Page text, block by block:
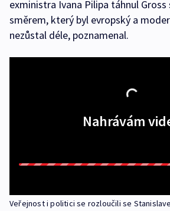
exministra Ivana Pilipa táhnul
směrem, který byl evropský a
nezůstal déle, poznamenal.
Nahrávám
Veřejnost i politici se rozloučili se